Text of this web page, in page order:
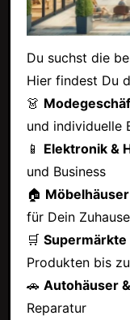
Du suchst die
Hier findest Du
👗
und individuelle
📱 Elektronik &
und Business
🏠
für Dein Zuhause
🛒 Supermärkte
Produkten bis
🚗 Autohäuser
Reparatur